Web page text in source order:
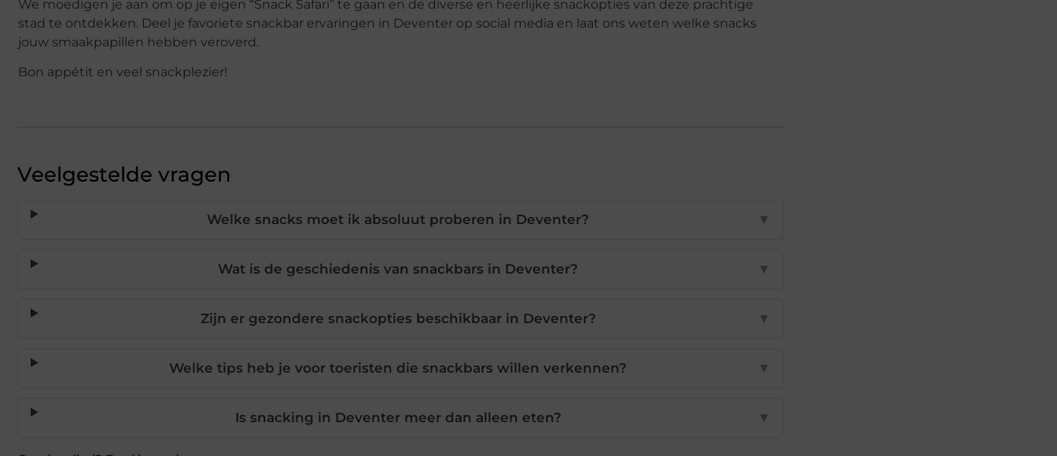
We moedigen je aan om op je eigen “Snack Safari” te gaan en de diverse en heerlijke snackopties van deze prachtige
stad te ontdekken. Deel je favoriete snackbar ervaringen in Deventer op social media en laat ons weten welke snacks
jouw smaakpapillen hebben veroverd.
Bon appétit en veel snackplezier!
Veelgestelde vragen
Welke snacks moet ik absoluut proberen in Deventer? ▼
Wat is de geschiedenis van snackbars in Deventer? ▼
Zijn er gezondere snackopties beschikbaar in Deventer? ▼
Welke tips heb je voor toeristen die snackbars willen verkennen? ▼
Is snacking in Deventer meer dan alleen eten? ▼